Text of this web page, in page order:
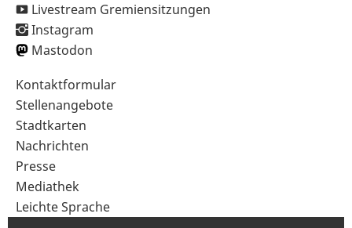
Livestream Gremiensitzungen
Instagram
Mastodon
Sekundärnavigation
im
Fußbereich
Kontaktformular
Stellenangebote
Stadtkarten
Nachrichten
Presse
Mediathek
Leichte Sprache